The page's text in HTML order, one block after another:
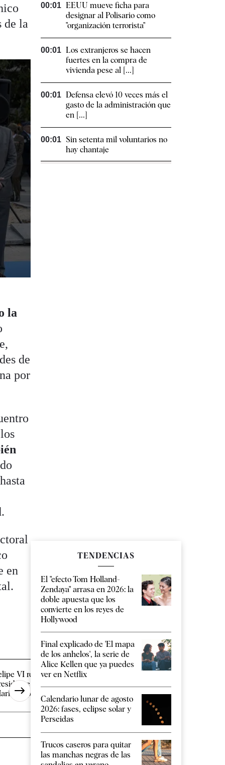
de la
la
de
por
en
VI recibe este jueves al
de Ceuta en
para [...]
Marruecos a cambio
00:01 EEUU mueve ficha para
designar al Polisario como
"organización terrorista"
00:01 Los extranjeros se hacen
fuertes en la compra de
vivienda pese al [...]
00:01 Defensa elevó 10 veces más el
gasto de la administración que
en [...]
00:01 Sin setenta mil voluntarios no
hay chantaje
TENDENCIAS
El "efecto Tom Holland-
Zendaya" arrasa en 2026: la
doble apuesta que los
convierte en los reyes de
Hollywood
Final explicado de 'El mapa
de los anhelos', la serie de
Alice Kellen que ya puedes
ver en Netflix
Calendario lunar de agosto
2026: fases, eclipse solar y
Perseidas
Trucos caseros para quitar
las manchas negras de las